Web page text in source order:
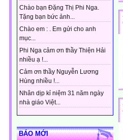
Chào bạn Đặng Thị Phi Nga.
Tặng bạn bức ảnh...
Chào em : . Em gửi cho anh
mục...
Phi Nga cảm ơn thầy Thiện Hải
nhiều ạ !...
Cảm ơn thầy Nguyễn Lương
Hùng nhiều !...
Nhân dịp kỉ niệm 31 năm ngày
nhà giáo Việt...
BÁO MỚI